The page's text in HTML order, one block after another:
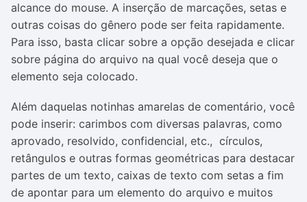
alcance do mouse. A inserção de marcações, setas e
outras coisas do gênero pode ser feita rapidamente.
Para isso, basta clicar sobre a opção desejada e clicar
sobre página do arquivo na qual você deseja que o
elemento seja colocado.
Além daquelas notinhas amarelas de comentário, você
pode inserir: carimbos com diversas palavras, como
aprovado, resolvido, confidencial, etc., círculos,
retângulos e outras formas geométricas para destacar
partes de um texto, caixas de texto com setas a fim
de apontar para um elemento do arquivo e muitos